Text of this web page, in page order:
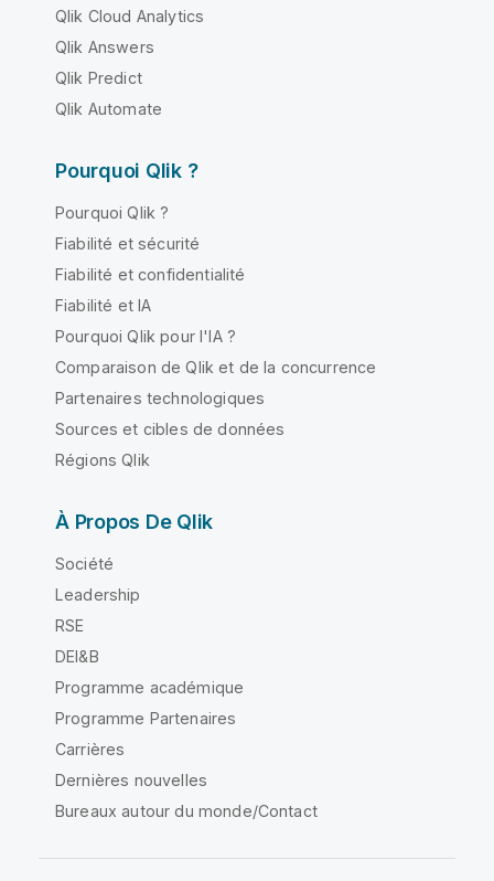
Qlik Cloud Analytics
Qlik Answers
Qlik Predict
Qlik Automate
Pourquoi Qlik ?
Pourquoi Qlik ?
Fiabilité et sécurité
Fiabilité et confidentialité
Fiabilité et IA
Pourquoi Qlik pour l'IA ?
Comparaison de Qlik et de la concurrence
Partenaires technologiques
Sources et cibles de données
Régions Qlik
À Propos De Qlik
Société
Leadership
RSE
DEI&B
Programme académique
Programme Partenaires
Carrières
Dernières nouvelles
Bureaux autour du monde/Contact